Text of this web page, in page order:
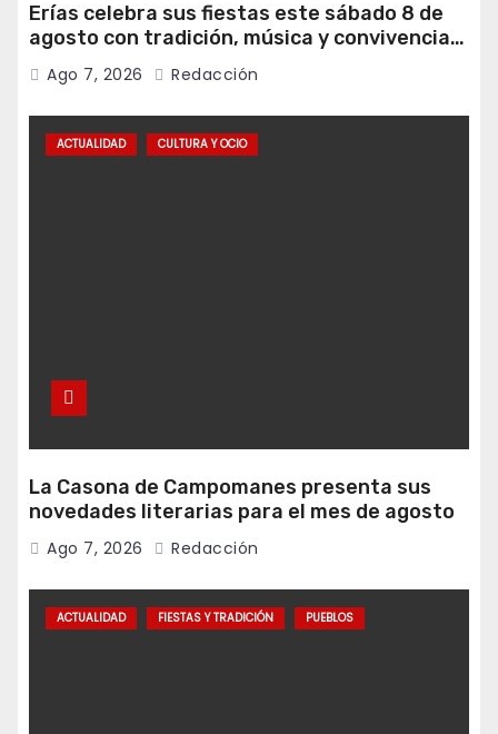
Erías celebra sus fiestas este sábado 8 de
agosto con tradición, música y convivencia
vecinal
Ago 7, 2026 Redacción
ACTUALIDAD CULTURA Y OCIO
La Casona de Campomanes presenta sus
novedades literarias para el mes de agosto
Ago 7, 2026 Redacción
ACTUALIDAD FIESTAS Y TRADICIÓN PUEBLOS